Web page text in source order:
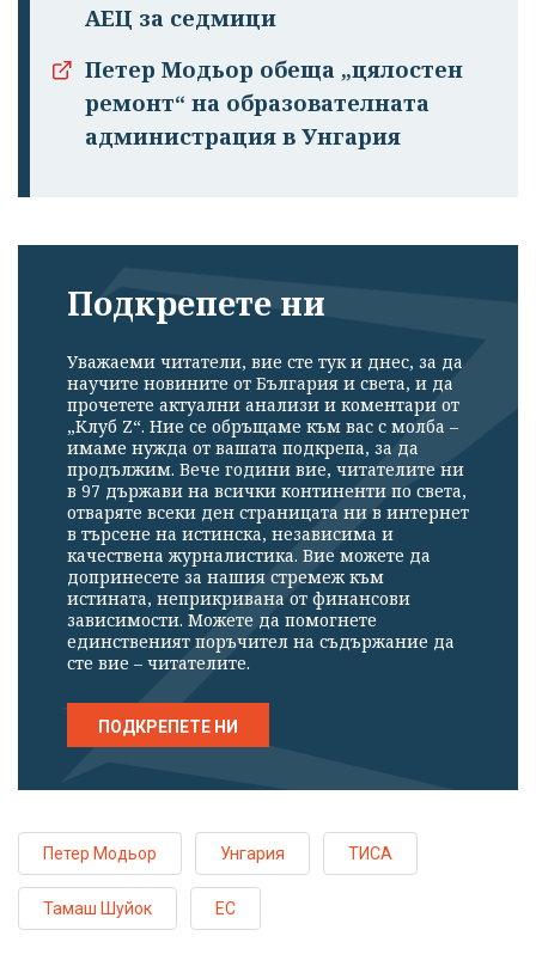
АЕЦ за седмици
Петер Модьор обеща „цялостен
ремонт“ на образователната
администрация в Унгария
Подкрепете ни
Уважаеми читатели, вие сте тук и днес, за да
научите новините от България и света, и да
прочетете актуални анализи и коментари от
„Клуб Z“. Ние се обръщаме към вас с молба –
имаме нужда от вашата подкрепа, за да
продължим. Вече години вие, читателите ни
в 97 държави на всички континенти по света,
отваряте всеки ден страницата ни в интернет
в търсене на истинска, независима и
качествена журналистика. Вие можете да
допринесете за нашия стремеж към
истината, неприкривана от финансови
зависимости. Можете да помогнете
единственият поръчител на съдържание да
сте вие – читателите.
ПОДКРЕПЕТЕ НИ
Петер Модьор Унгария ТИСА
Тамаш Шуйок ЕС